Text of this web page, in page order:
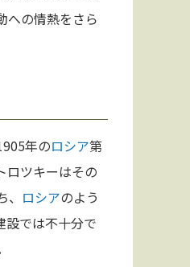
への情熱をさら
年のロシア第
ロツキーはその
ロシアのよう
設では不十分で